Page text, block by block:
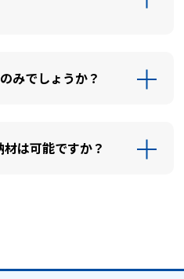
みでしょうか？
は可能ですか？